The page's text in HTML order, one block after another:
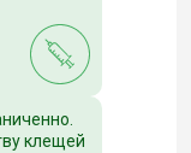
клещей